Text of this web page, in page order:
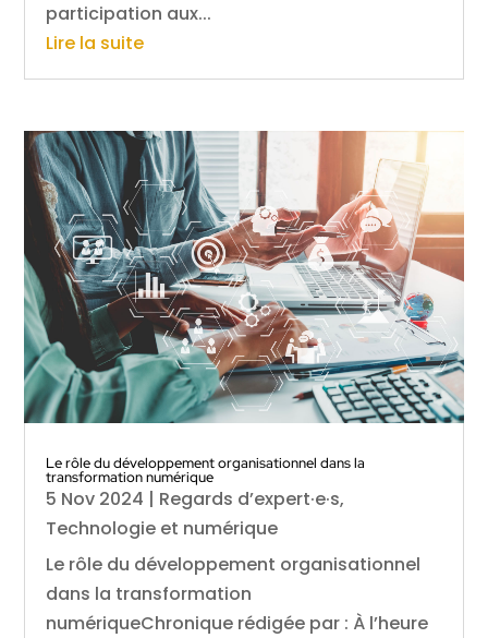
participation aux...
Lire la suite
Le rôle du développement organisationnel dans la
transformation numérique
5 Nov 2024 | Regards d’expert·e·s,
Technologie et numérique
Le rôle du développement organisationnel
dans la transformation
numériqueChronique rédigée par : À l’heure